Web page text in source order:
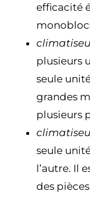
efficacité
plusieurs
seule
grandes
plusieurs
seule
l’autre. Il
des